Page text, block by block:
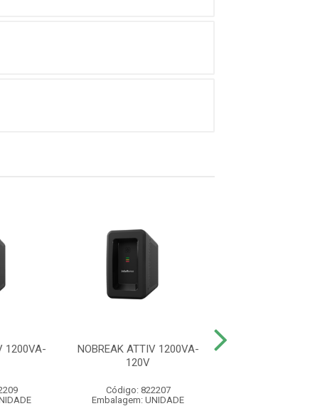
1200VA-
NOBREAK ATTIV 1200VA-
120V
Código: 822207
Embalagem: UNIDADE